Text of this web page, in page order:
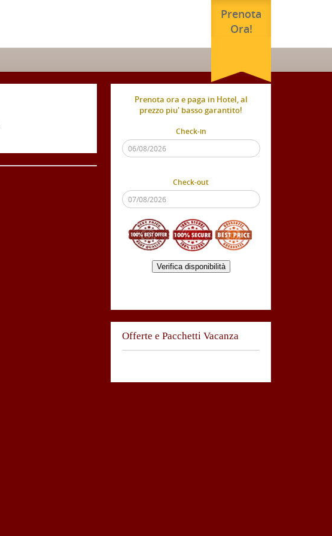
Prenota
Ora!
Prenota ora e paga in Hotel, al
prezzo piu' basso garantito!
Check-in
Check-out
Verifica disponibilità
Offerte e Pacchetti Vacanza